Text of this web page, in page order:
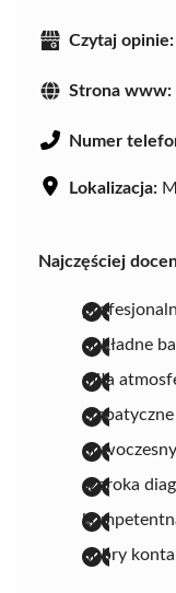
Czytaj opinie:
Strona www:
Numer
Lokalizacja:
Najczęściej
dokładne
miła
szeroka
dobry